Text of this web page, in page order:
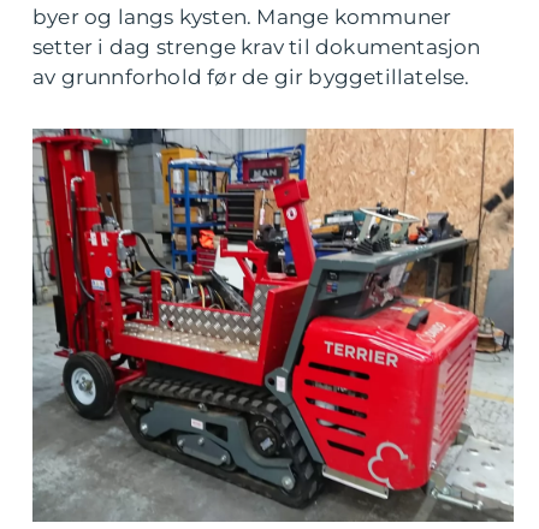
byer og langs kysten. Mange kommuner
setter i dag strenge krav til dokumentasjon
av grunnforhold før de gir byggetillatelse.